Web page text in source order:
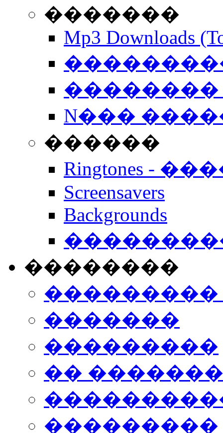
�������
Mp3 Downloads
��������
N���
������
Ringtones -
Screensavers
Backgrounds
��������
���������
�������
���������
��
���������